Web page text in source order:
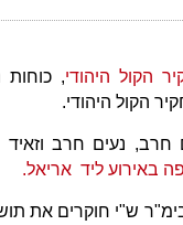
הקול היהודי, כוחות
הקול היהודי.
נעים חרב
באירוע ליד אריאל.
ש"י חוקרים את